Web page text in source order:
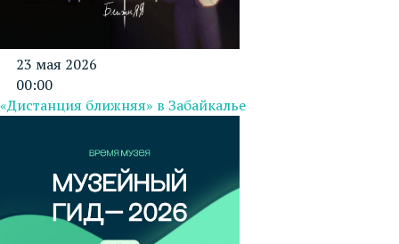
23 мая 2026
00:00
«Дистанция ближняя» в Забайкалье